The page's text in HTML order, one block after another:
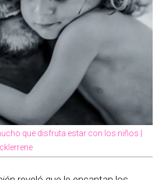
que disfruta estar con los niños |